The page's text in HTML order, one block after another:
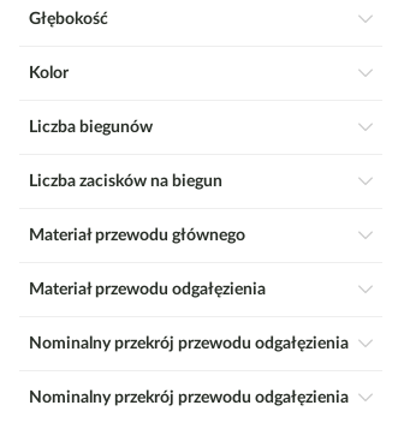
Głębokość
Kolor
Liczba biegunów
Liczba zacisków na biegun
Materiał przewodu głównego
Materiał przewodu odgałęzienia
Nominalny przekrój przewodu odgałęzienia
Nominalny przekrój przewodu odgałęzienia